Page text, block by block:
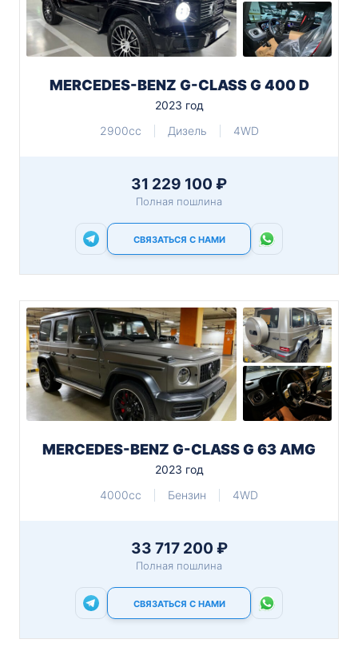
MERCEDES-BENZ G-CLASS G 400 D
2023 год
2900cc
Дизель 4WD
31 229 100 ₽
Полная пошлина
СВЯЗАТЬСЯ С НАМИ
MERCEDES-BENZ G-CLASS G 63 AMG
2023 год
4000cc
Бензин 4WD
33 717 200 ₽
Полная пошлина
СВЯЗАТЬСЯ С НАМИ